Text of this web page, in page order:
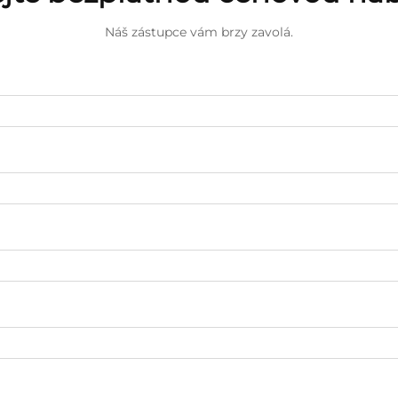
Náš zástupce vám brzy zavolá.